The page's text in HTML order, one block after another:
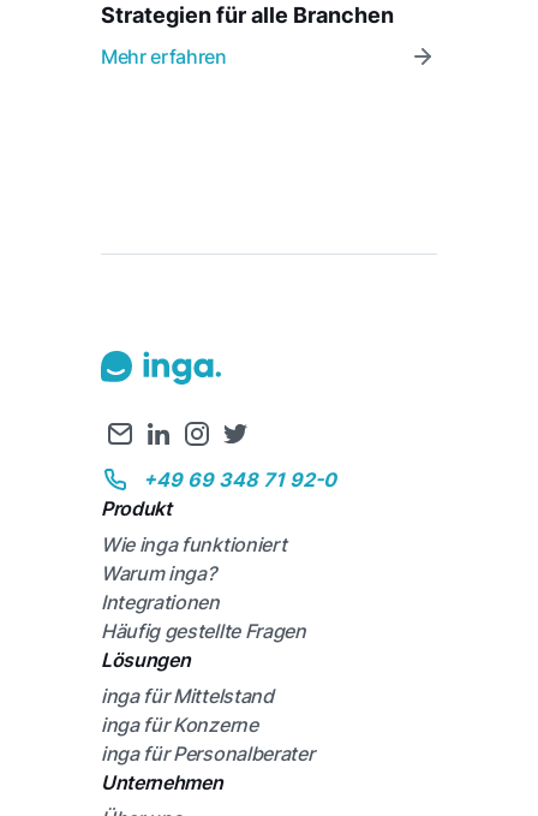
Strategien für alle Branchen
Mehr erfahren
+49 69 348 71 92-0
Produkt
Wie inga funktioniert
Warum inga?
Integrationen
Häufig gestellte Fragen
Lösungen
inga für Mittelstand
inga für Konzerne
inga für Personalberater
Unternehmen